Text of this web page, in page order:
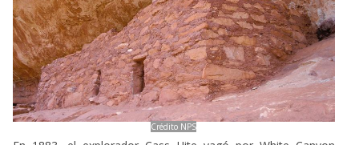
Crédito NPS
En 1883, el explorador Cass Hite vagó por White Canyon
desde su campamento base a lo largo del río Colorado en